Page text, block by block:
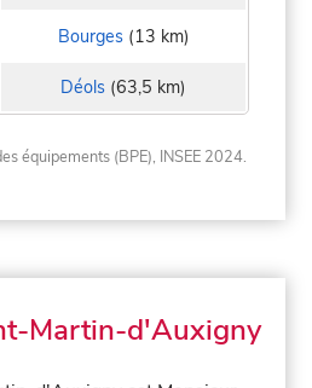
Bourges(13 km)
Déols (63,5 km)
équipements (BPE), INSEE 2024.
Martin-d'Auxigny